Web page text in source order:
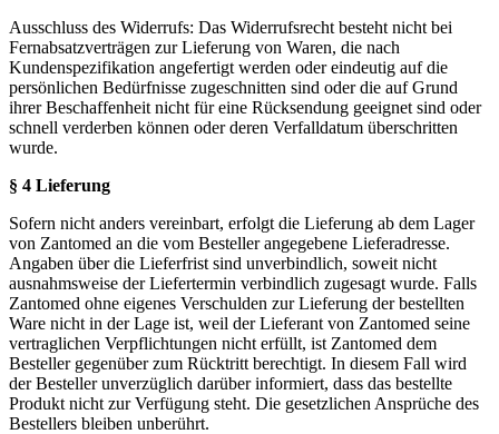
Ausschluss des Widerrufs: Das Widerrufsrecht besteht nicht bei
Fernabsatzverträgen zur Lieferung von Waren, die nach
Kundenspezifikation angefertigt werden oder eindeutig auf die
persönlichen Bedürfnisse zugeschnitten sind oder die auf Grund
ihrer Beschaffenheit nicht für eine Rücksendung geeignet sind oder
schnell verderben können oder deren Verfalldatum überschritten
wurde.
§ 4 Lieferung
Sofern nicht anders vereinbart, erfolgt die Lieferung ab dem Lager
von Zantomed an die vom Besteller angegebene Lieferadresse.
Angaben über die Lieferfrist sind unverbindlich, soweit nicht
ausnahmsweise der Liefertermin verbindlich zugesagt wurde. Falls
Zantomed ohne eigenes Verschulden zur Lieferung der bestellten
Ware nicht in der Lage ist, weil der Lieferant von Zantomed seine
vertraglichen Verpflichtungen nicht erfüllt, ist Zantomed dem
Besteller gegenüber zum Rücktritt berechtigt. In diesem Fall wird
der Besteller unverzüglich darüber informiert, dass das bestellte
Produkt nicht zur Verfügung steht. Die gesetzlichen Ansprüche des
Bestellers bleiben unberührt.